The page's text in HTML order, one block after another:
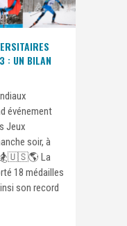
: UN BILAN
événement
Jeux
soir, à
La
18 médailles
son record